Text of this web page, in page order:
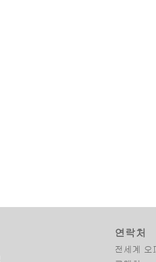
연락처
전세계 오